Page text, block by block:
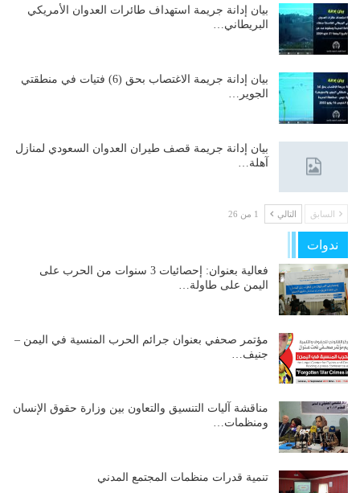
بيان إدانة جريمة استهداف طائرات العدوان الأمريكي
البريطاني…
بيان إدانة جريمة الاغتصاب بحق (6) فتيات في منطقتي
الجوير…
بيان إدانة جريمة قصف طيران العدوان السعودي لمنازل
آهلة…
السابق التالي 1 من 26
ندوات
فعالية بعنوان: إحصائيات 3 سنوات من الحرب على
اليمن على طاولة…
مؤتمر صحفي بعنوان جرائم الحرب المنسية في اليمن –
جنيف…
مناقشة آليات التنسيق والتعاون بين وزارة حقوق الإنسان
ومنظمات…
تنمية قدرات منظمات المجتمع المدني